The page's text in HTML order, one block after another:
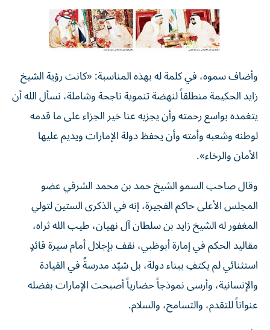
وأضاف سموه، في كلمة له بهذه المناسبة: «كانت رؤية الشيخ
زايد الحكيمة منطلقاً لنهضة تنموية ناجحة وشاملة، نسأل الله أن
يتغمده بواسع رحمته وأن يجزيه عنا خير الجزاء على ما قدمه
لوطنه وشعبه وأمته وأن يحفظ دولة الإمارات ويديم عليها
الأمان والرخاء».
وقال صاحب السمو الشيخ حمد بن محمد الشرقي عضو
المجلس الأعلى حاكم الفجيرة، إنه في الذكرى الستين لتولي
المغفور له الشيخ زايد بن سلطان آل نهيان، طيب الله ثراه،
مقاليد الحكم في إمارة أبوظبي، نقف بإجلال أمام سيرة قائدٍ
استثنائي لم يكتفِ ببناء دولة، بل شيّد مدرسةً في القيادة
والإنسانية، وأرسى نموذجاً حضارياً أصبحت الإمارات بفضله
عنواناً للتقدم، والتسامح، والسلام.